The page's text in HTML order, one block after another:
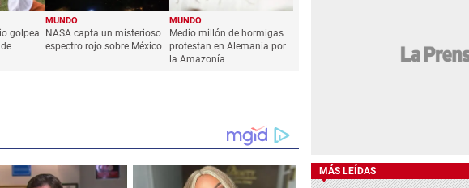
golpea
MUNDO
NASA capta un misterioso
espectro rojo sobre México
MUNDO
Medio millón de hormigas
protestan en Alemania por
la Amazonía
MÁS LEÍDAS